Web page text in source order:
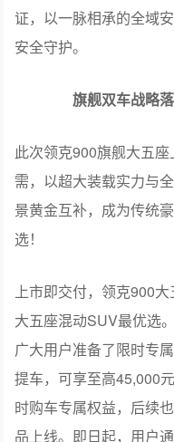
此次领克900旗舰大五
景黄金互补，成为传统
上市即交付，领克900大
大五座混动SUV最优选
广大用户准备了限时专
时购车专属权益，后续
品上线。即日起，用户
即可订购领克900旗舰大
本文由 电动汽车观察家 作
察家 所有，文章内容系作